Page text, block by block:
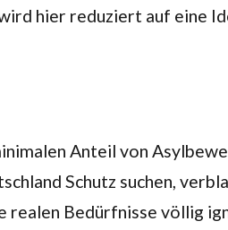
hier reduziert auf eine
Anteil von
Schutz suchen,
Bedürfnisse völlig